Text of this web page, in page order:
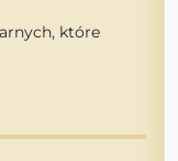
które